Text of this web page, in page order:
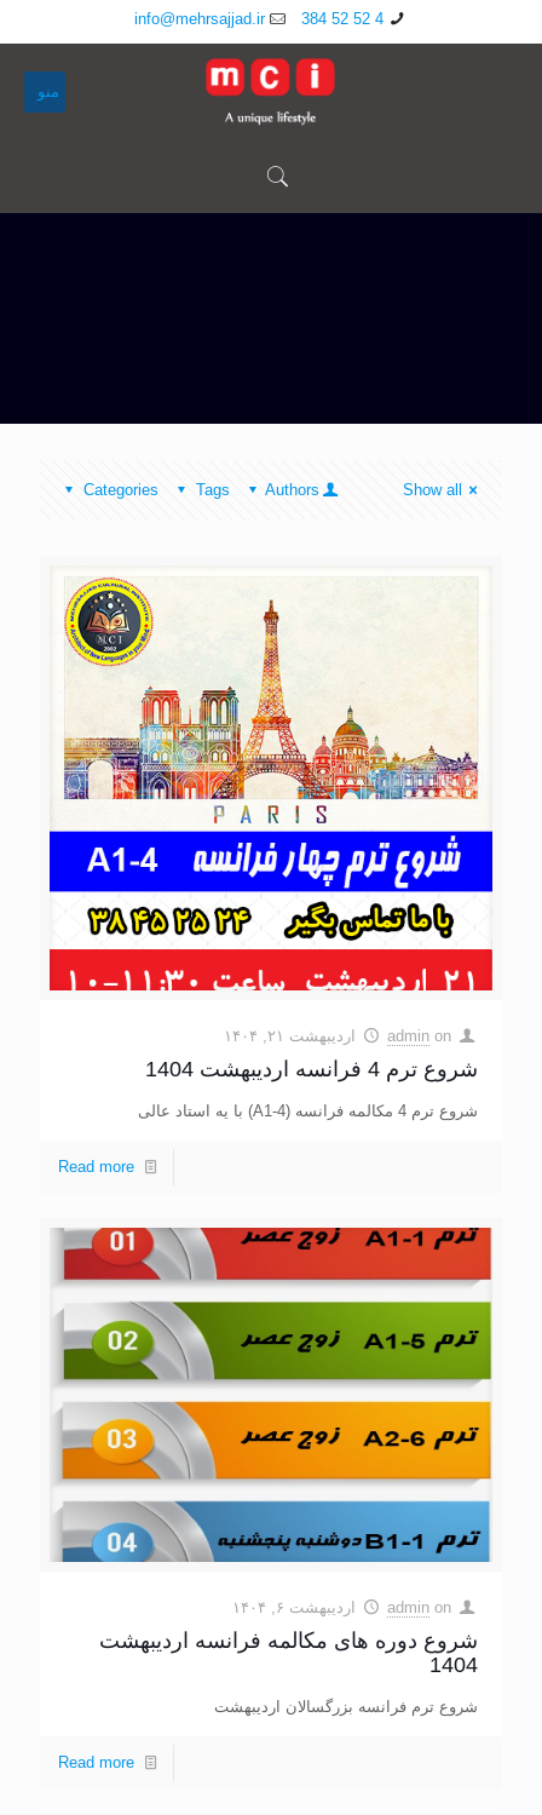
4 52 52 384
info@mehrsajjad.ir
منو
Categories Tags Authors Show all
admin on اردیبهشت ۲۱, ۱۴۰۴
شروع ترم 4 فرانسه اردیبهشت 1404
شروع ترم 4 مکالمه فرانسه (A1-4) با یه استاد عالی
Read more
admin on اردیبهشت ۶, ۱۴۰۴
شروع دوره های مکالمه فرانسه اردیبهشت
1404
شروع ترم فرانسه بزرگسالان اردیبهشت
Read more